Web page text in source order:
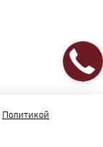
Политикой